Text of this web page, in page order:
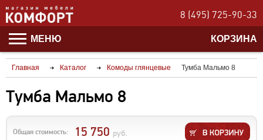
8 (495) 725-90-33
МЕНЮ КОРЗИНА
Главная Каталог Комоды глянцевые Тумба Мальмо 8
Тумба Мальмо 8
Общая стоимость: 15 750 руб.